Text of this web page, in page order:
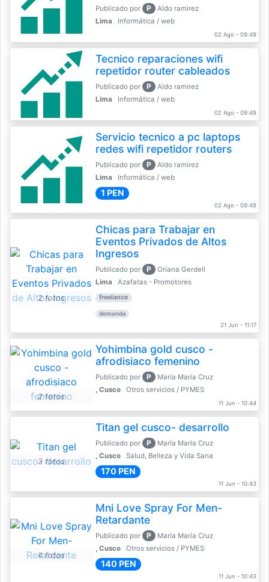
Publicado por P
Aldo ramirez
Lima
Informática / web
02 Ago - 09:49
Tecnico reparaciones wifi
repetidor router cableados
Publicado por P
Aldo ramirez
Lima
Informática / web
02 Ago - 09:49
Servicio tecnico a pc laptops
redes wifi repetidor routers
Publicado por P
Aldo ramirez
Lima
Informática / web
1 PEN
02 Ago - 09:49
2 fotos
Chicas para Trabajar en
Eventos Privados de Altos
Ingresos
Publicado por P
Oriana Gerdell
Lima
Azafatas - Promotores
freelance
demanda
21 Jun - 11:17
2 fotos
Yohimbina gold cusco -
afrodisiaco femenino
Publicado por P
María María Cruz
, Cusco
Otros servicios / PYMES
11 Jun - 10:44
3 fotos
Titan gel cusco- desarrollo
Publicado por P
María María Cruz
, Cusco
Salud, Belleza y Vida Sana
170 PEN
11 Jun - 10:43
4 fotos
Mni Love Spray For Men-
Retardante
Publicado por P
María María Cruz
, Cusco
Otros servicios / PYMES
140 PEN
11 Jun - 10:43